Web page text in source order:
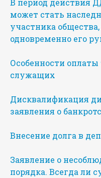
В период действия
может стать
участника
одновременно его
Особенности
служащих
Дисквалификация
заявления о
Внесение долга в
Заявление о
порядка. Всегда ли